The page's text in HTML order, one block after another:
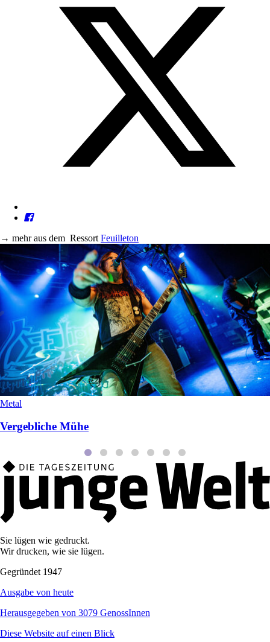
→ mehr aus dem Ressort Feuilleton
Metal
Vergebliche Mühe
Sie lügen wie gedruckt.
Wir drucken, wie sie lügen.
Gegründet 1947
Ausgabe von heute
Herausgegeben von 3079 GenossInnen
Diese Website auf einen Blick